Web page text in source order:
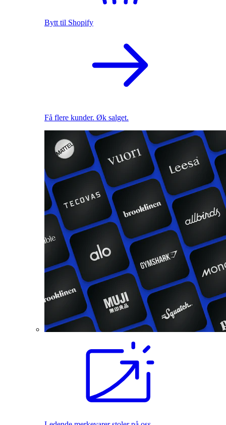
Bytt til Shopify
Få flere kunder. Øk salget.